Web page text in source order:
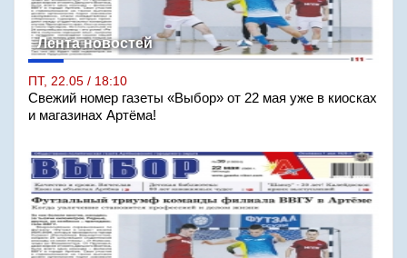
Лента новостей
ПТ, 22.05 / 18:10
Свежий номер газеты «Выбор» от 22 мая уже в киосках
и магазинах Артёма!